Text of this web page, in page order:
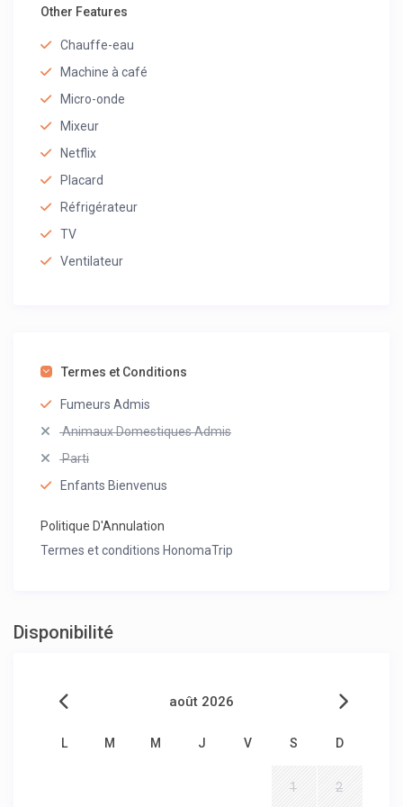
Other Features
Chauffe-eau
Machine à café
Micro-onde
Mixeur
Netflix
Placard
Réfrigérateur
TV
Ventilateur
Termes et Conditions
Fumeurs Admis
Animaux Domestiques Admis
Parti
Enfants Bienvenus
Politique D'Annulation
Termes et conditions HonomaTrip
Disponibilité
août 2026
L M M J V S D
1 2